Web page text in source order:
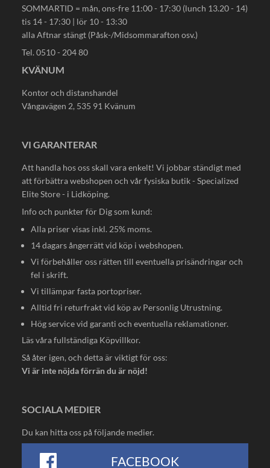
SOMMARTID = mån, ons-fre 11:00 - 17:30 (lunch 13.20 - 14)
tis 14 - 17:30 | lör 10 - 13:30
alla Aftnar stängt (Påsk-/Midsommarafton osv.)
Tel. 0510 - 204 80
KVÄNUM
Kontor och distanshandel
Vångavägen 2, 535 91 Kvänum
VI GARANTERAR
Att handla hos oss skall vara enkelt! Vi jobbar ständigt med
att förbättra webshopen och vår fysiska butik - Specialized
Elite Store - i Lidköping.
Info och punkter för Dig som kund:
Alla priser visas inkl. 25% moms.
14 dagars ångerrätt vid köp i webshopen.
Vi förbehåller oss rätten till eventuella prisändringar och
fel i skrift.
Vi tillämpar fasta portopriser.
Alltid fri returfrakt vid köp av Personlig Utrustning.
Hög service vid garanti och eventuella reklamationer.
Läs våra fullständiga Köpvillkor.
Så åter igen, och detta är viktigt för oss:
Vi är inte nöjda förrän du är nöjd!
SOCIALA MEDIER
Du kan hitta oss på följande medier.
FACEBOOK